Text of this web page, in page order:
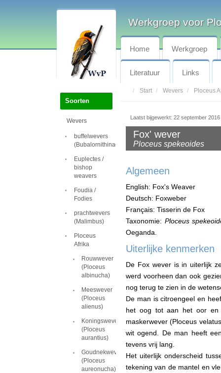
Soorten
Wevers
buffelwevers
(Bubalornithinae)
Euplectes /
bishop
weavers
Foudia /
Fodies
prachtwevers
(Malimbus)
Ploceus
Afrika
Rouwwever
(Ploceus
albinucha)
Meeswever
(Ploceus
alienus)
Koningswever
(Ploceus
aurantius)
Goudnekwever
(Ploceus
aureonucha)
Werkgroep voor
Home Werkgroep
Literatuur Links
Start Wevers Ploceus
Laatst bijgewerkt: 22 september 2016
Fox' wever
Ploceus spekeoides
Algemeen
English: Fox's Weaver
Deutsch: Foxweber
Français: Tisserin de Fox
Taxonomie: Ploceus
Oeganda.
Uiterlijke kenmerken
De Fox wever is in uiterlijk
werd voorheen dan ook
nog terug te zien in de
De man is citroengeel en
het oog tot aan het oor en
maskerwever (Ploceus
wit ogend. De man heeft
tevens vrij lang.
Het uiterlijk onderscheid
tekening van de mantel en